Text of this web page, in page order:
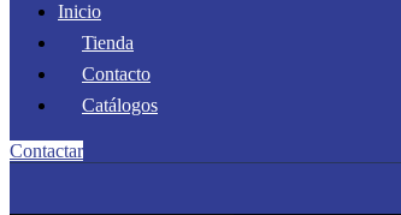
Inicio
Tienda
Contacto
Catálogos
Contactar